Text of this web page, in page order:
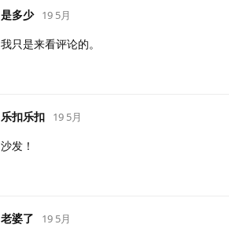
是多少 19 5月
我只是来看评论的。
乐扣乐扣 19 5月
沙发！
老婆了 19 5月